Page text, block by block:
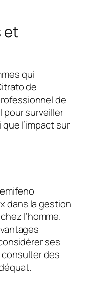
et
qui
de
de
pour surveiller
l’impact sur
dans la gestion
l’homme.
ses
des